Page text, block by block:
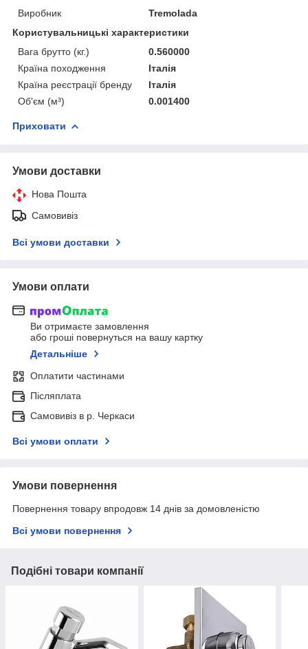
Виробник
Tremolada
Користувальницькі характеристики
Вага брутто (кг.)
0.560000
Країна походження
Італія
Країна реєстрації бренду
Італія
Об'єм (м³)
0.001400
Приховати
Умови доставки
Нова Пошта
Самовивіз
Всі умови доставки
Умови оплати
Ви отримаєте замовлення
або гроші повернуться на вашу картку
Детальніше
Оплатити частинами
Післяплата
Самовивіз в р. Черкаси
Всі умови оплати
Умови повернення
Повернення товару впродовж 14 днів за домовленістю
Всі умови повернення
Подібні товари компанії